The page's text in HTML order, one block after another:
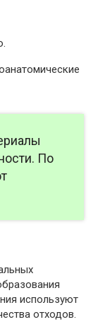
По
используют
отходов.